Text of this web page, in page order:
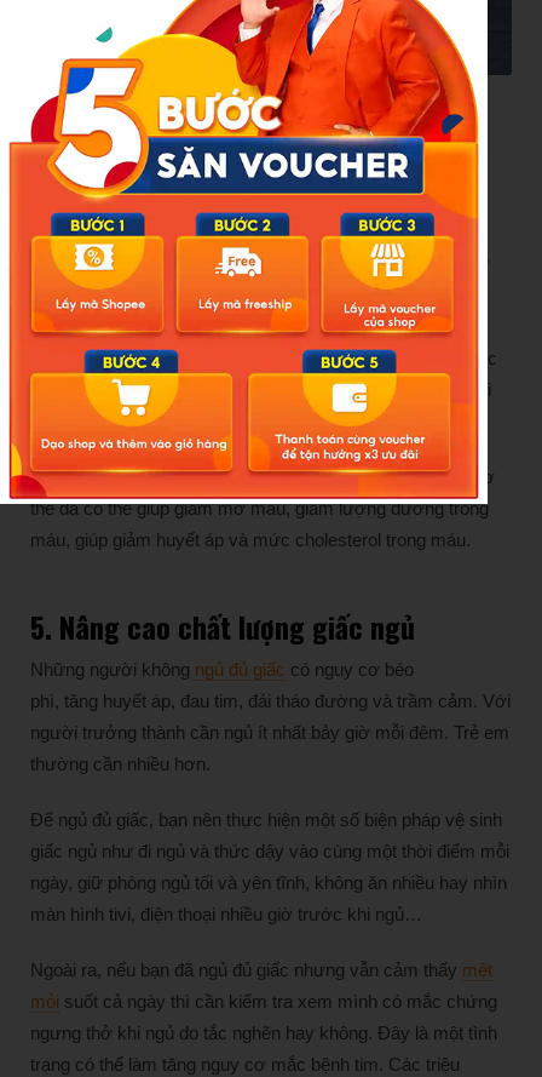
Chế độ ăn lành mạnh giúp ngăn ngừa nguy cơ mắc bệnh
tim.
4. Duy trì cân nặng khỏe mạnh
Thừa cân, béo phì, đối với người Châu Á có chỉ số BMI từ
23 trở lên, đặc biệt là ở phần giữa cơ thể (bụng) làm tăng
nguy cơ mắc bệnh tim như tăng huyết áp, cholesterol
xơ vữa động mạch
, đột quỵ… Hơn nữa, nguy cơ mắc
bệnh tim cao hơn nếu số đo vòng eo lớn hơn 101,6 cm đối
với nam giới và 88,9 cm đối với nữ.
Do đó, bạn chỉ cần giảm cân từ 3% đến 5% trọng lượng cơ
thể đã có thể giúp giảm mỡ máu, giảm lượng đường trong
máu, giúp giảm huyết áp và mức cholesterol trong máu.
5. Nâng cao chấtlượng giấc ngủ
Những người không ngủ đủ giấc có nguy cơ béo
phì, tăng huyết áp, đau tim, đái tháo đường và trầm cảm. Với
người trưởng thành cần ngủ ít nhất bảy giờ mỗi đêm. Trẻ em
thường cần nhiều hơn.
Để ngủ đủ giấc, bạn nên thực hiện một số biện pháp vệ sinh
giấc ngủ như đi ngủ và thức dậy vào cùng một thời điểm mỗi
ngày, giữ phòng ngủ tối và yên tĩnh, không ăn nhiều hay nhìn
màn hình tivi, điện thoại nhiều giờ trước khi ngủ…
Ngoài ra, nếu bạn đã ngủ đủ giấc nhưng vẫn cảm thấy mệt
mỏi suốt cả ngày thì cần kiểm tra xem mình có mắc chứng
ngưng thở khi ngủ do tắc nghẽn hay không. Đây là một tình
trạng có thể làm tăng nguy cơ mắc bệnh tim. Các triệu